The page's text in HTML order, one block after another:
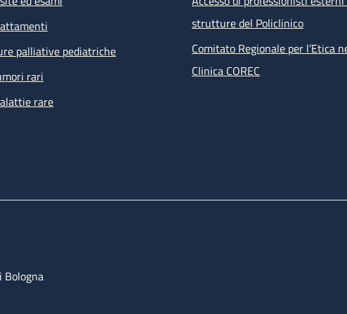
visita infettivologica
visita nefrologica
counselling psicologico
esami ematochimici, esami microbiologici su feci, urine,
tampone anale per PAP test e ricerca HPV
ECG
dei percorsi dell’ambulatorio sono prenotate direttamente dal
palliative pediatriche
rari
rare
strutture del Policlinico
Comitato Regionale per l’Etica
Clinica COREC
Bologna